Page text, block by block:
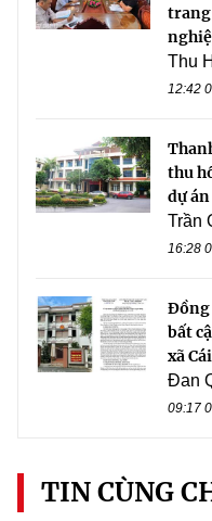
trang
Thu
12:42
thu
dự
Trần
16:28
Đồng
bất
xã
Đan
09:17
TIN CÙNG